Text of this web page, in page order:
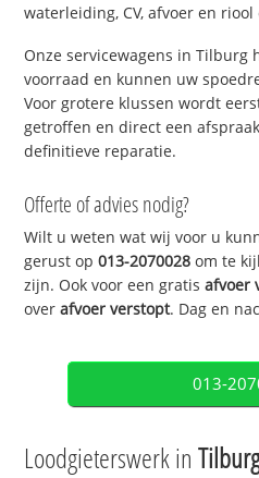
waterleiding, CV, afvoer en riool
Onze servicewagens in Tilburg
voorraad en kunnen uw
Voor grotere klussen wordt
getroffen en direct een
definitieve reparatie.
Offerte of advies nodig?
Wilt u weten wat wij voor u
gerust op013-2070028 om te
zijn. Ook voor een gratisafvoer
overafvoer verstopt. Dag en
013-
Loodgieterswerk in